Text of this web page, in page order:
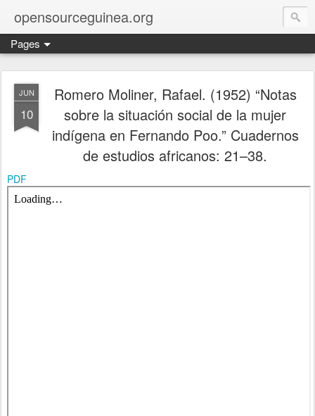
opensourceguinea.org
Pages
JUN
10
Romero Moliner, Rafael. (1952) “Notas
sobre la situación social de la mujer
indígena en Fernando Poo.” Cuadernos
de estudios africanos: 21–38.
PDF